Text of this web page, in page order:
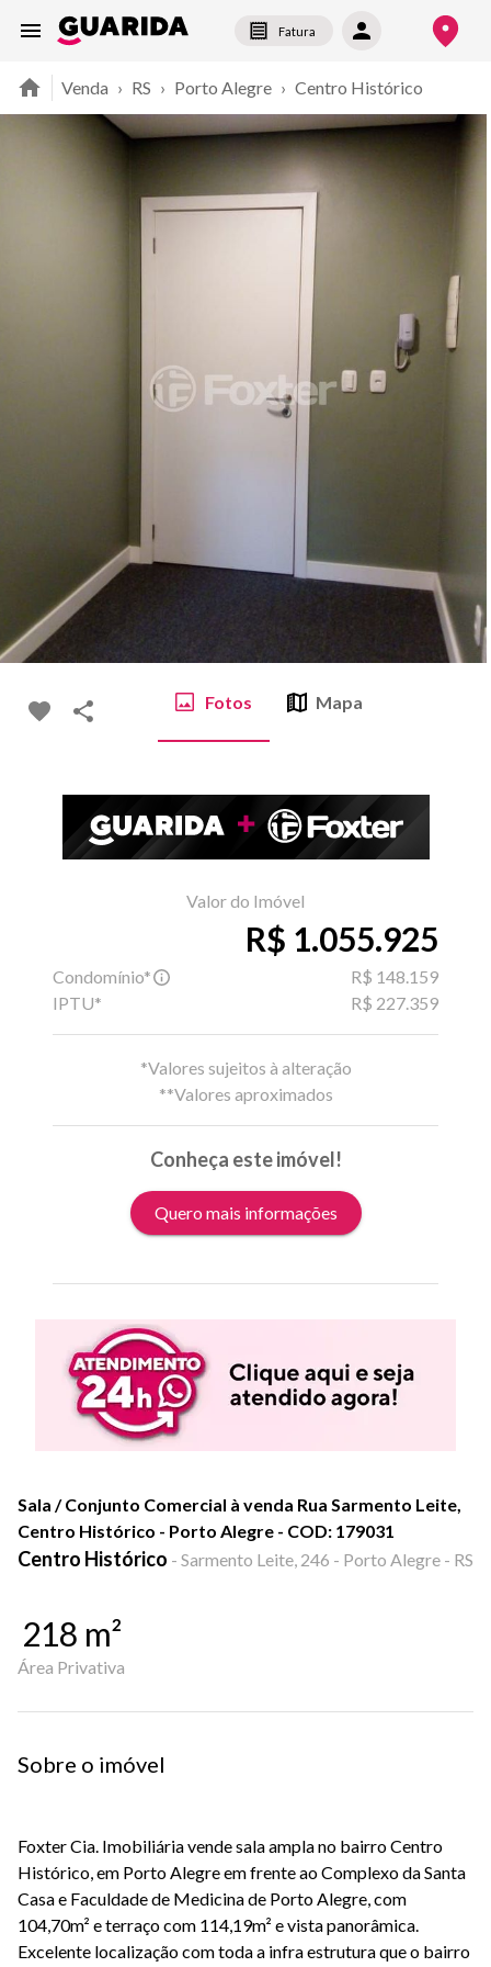
Fatura
Venda › RS › Porto Alegre › Centro Histórico
Fotos Mapa
Valor do Imóvel
R$ 1.055.925
Condomínio*
R$ 148.159
IPTU*
R$ 227.359
*Valores sujeitos à alteração
**Valores aproximados
Conheça este imóvel!
Quero mais informações
Sala / Conjunto Comercial à venda Rua Sarmento Leite,
Centro Histórico - Porto Alegre - COD: 179031
Centro Histórico - Sarmento Leite, 246 - Porto Alegre - RS
218 m²
Área Privativa
Sobre o imóvel
Foxter Cia. Imobiliária vende sala ampla no bairro Centro
Histórico, em Porto Alegre em frente ao Complexo da Santa
Casa e Faculdade de Medicina de Porto Alegre, com
104,70m² e terraço com 114,19m² e vista panorâmica.
Excelente localização com toda a infra estrutura que o bairro